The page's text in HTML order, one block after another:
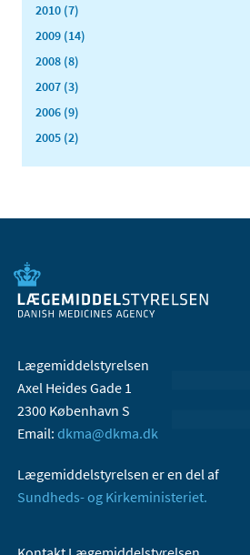
2010 (7)
2009 (14)
2008 (8)
2007 (3)
2006 (9)
2005 (2)
Lægemiddelstyrelsen
Axel Heides Gade 1
2300 København S
Email: dkma@dkma.dk
Lægemiddelstyrelsen er en del af
Sundheds- og Kirkeministeriet.